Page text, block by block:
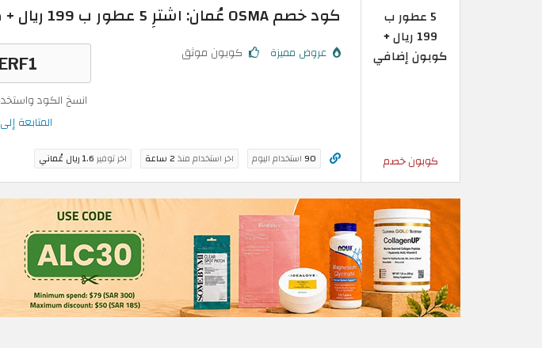
5 عطور ب
199 ريال +
كوبون إضافي
كوبون خصم
كود خصم OSMA عُمان: اشترِ 5 عطور ب 199 ريال + كوبون إضافي
عروض مميزة كوبون موثق
انسخ الكود
المتابعة
90استخدام اليوم اخر استخدام منذ2 ساعة اخر توفير1.6 ريال عُماني